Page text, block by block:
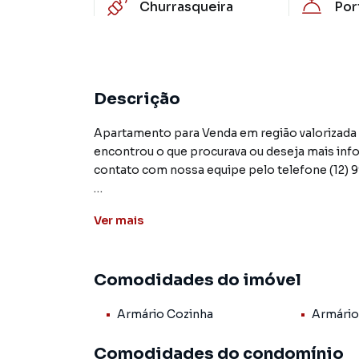
Churrasqueira
Descrição
Apartamento para Venda em região
encontrou o que procurava ou deseja mais
contato com nossa equipe pelo telefone (12)
terrenos, lojas e barracões para venda ou
você consegue comprar ou alugar um imóvel
inovadoras para simplificar a relação de
Ver mais
Comodidades do imóvel
Armário Cozinha
Comodidades do condomínio